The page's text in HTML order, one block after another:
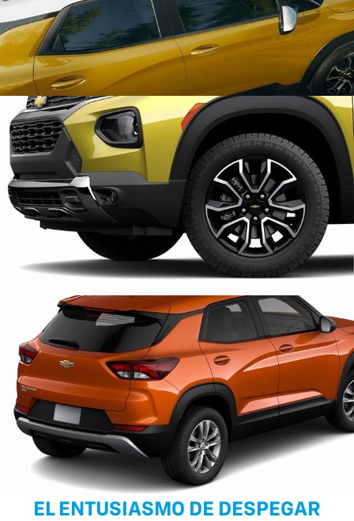
EL ENTUSIASMO DE DESPEGAR